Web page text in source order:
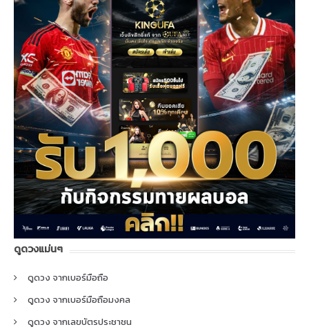
ดูดวงแม่นๆ
ดูดวง จากเบอร์มือถือ
ดูดวง จากเบอร์มือถือมงคล
ดูดวง จากเลขบัตรประชาชน